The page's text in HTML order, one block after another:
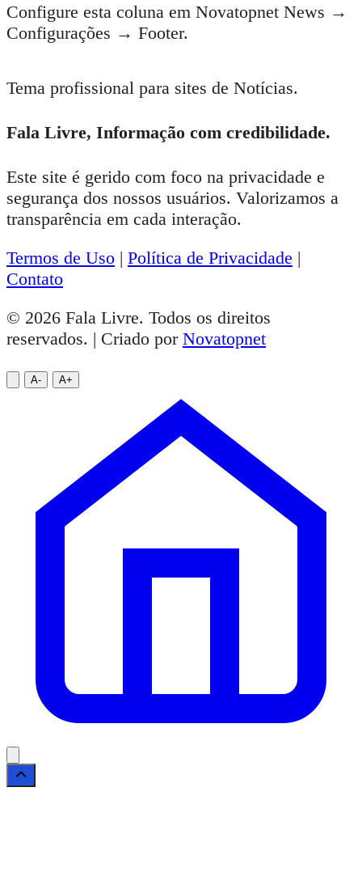
Configure esta coluna em Novatopnet News →
Configurações → Footer.
Tema profissional para sites de Notícias.
Fala Livre, Informação com credibilidade.
Este site é gerido com foco na privacidade e
segurança dos nossos usuários. Valorizamos a
transparência em cada interação.
Termos de Uso | Política de Privacidade |
Contato
© 2026 Fala Livre. Todos os direitos
reservados. | Criado por Novatopnet
A- A+